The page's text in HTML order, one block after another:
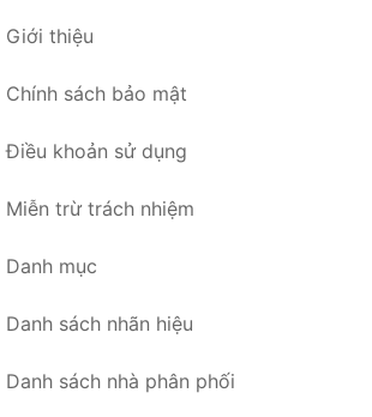
Giới thiệu
Chính sách bảo mật
Điều khoản sử dụng
Miễn trừ trách nhiệm
Danh mục
Danh sách nhãn hiệu
Danh sách nhà phân phối